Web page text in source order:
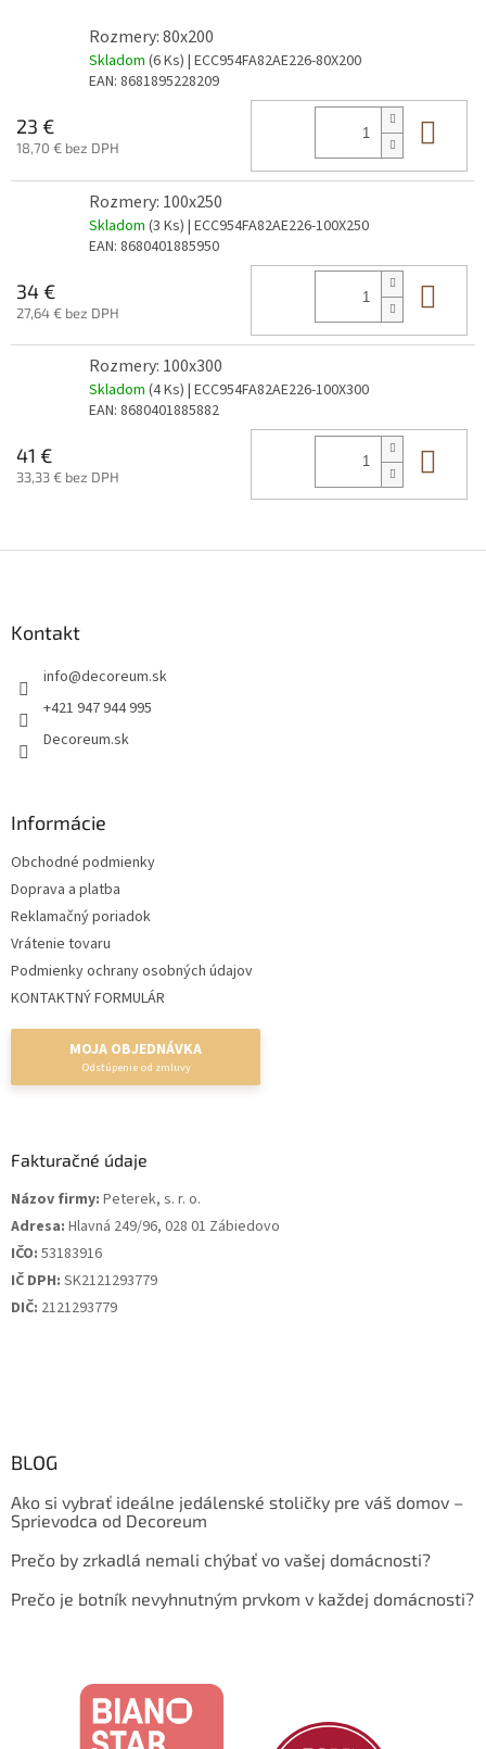
Rozmery: 80x200
Skladom (6 Ks) | ECC954FA82AE226-80X200
EAN: 8681895228209
23 €
18,70 € bez DPH
Rozmery: 100x250
Skladom (3 Ks) | ECC954FA82AE226-100X250
EAN: 8680401885950
34 €
27,64 € bez DPH
Rozmery: 100x300
Skladom (4 Ks) | ECC954FA82AE226-100X300
EAN: 8680401885882
41 €
33,33 € bez DPH
Kontakt
info@decoreum.sk
+421 947 944 995
Decoreum.sk
Informácie
Obchodné podmienky
Doprava a platba
Reklamačný poriadok
Vrátenie tovaru
Podmienky ochrany osobných údajov
KONTAKTNÝ FORMULÁR
MOJA OBJEDNÁVKA
Fakturačné údaje
Názov firmy: Peterek, s. r. o.
Adresa: Hlavná 249/96, 028 01 Zábiedovo
IČO: 53183916
IČ DPH: SK2121293779
DIČ: 2121293779
BLOG
Ako si vybrať ideálne jedálenské stoličky pre váš domov –
Sprievodca od Decoreum
Prečo by zrkadlá nemali chýbať vo vašej domácnosti?
Prečo je botník nevyhnutným prvkom v každej domácnosti?